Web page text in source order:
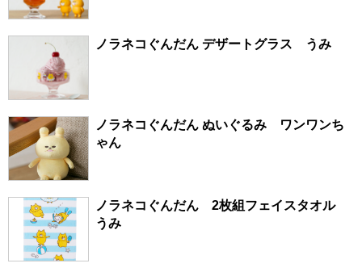
ノラネコぐんだん デザートグラス うみ
ノラネコぐんだん ぬいぐるみ ワンワンち
ゃん
ノラネコぐんだん 2枚組フェイスタオル
うみ